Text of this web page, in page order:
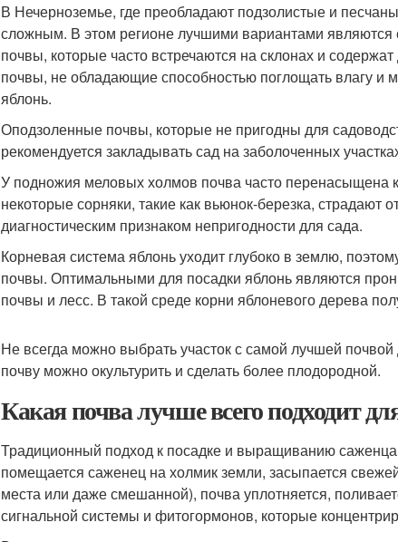
В Нечерноземье, где преобладают подзолистые и
сложным. В этом регионе лучшими вариантами
почвы, которые часто встречаются на склонах и
почвы, не обладающие способностью поглощать влагу
яблонь.
Оподзоленные почвы, которые не пригодны для
рекомендуется закладывать сад на заболоченных
У подножия меловых холмов почва часто перенасыщена
некоторые сорняки, такие как вьюнок-березка, страдают
диагностическим признаком непригодности для сада.
Корневая система яблонь уходит глубоко в землю,
почвы. Оптимальными для посадки яблонь являются
почвы и лесс. В такой среде корни яблоневого дерева
Не всегда можно выбрать участок с самой лучшей
почву можно окультурить и сделать более плодородной.
Какая почва лучше всего подходит
Традиционный подход к посадке и выращиванию
помещается саженец на холмик земли, засыпается
места или даже смешанной), почва уплотняется,
сигнальной системы и фитогормонов, которые